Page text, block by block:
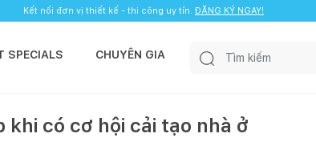
Kết nối đơn vị thiết kế - thi công uy tín. ĐĂNG KÝ NGAY!
SPECIALS CHUYÊN GIA
có cơ hội cải tạo nhà ở